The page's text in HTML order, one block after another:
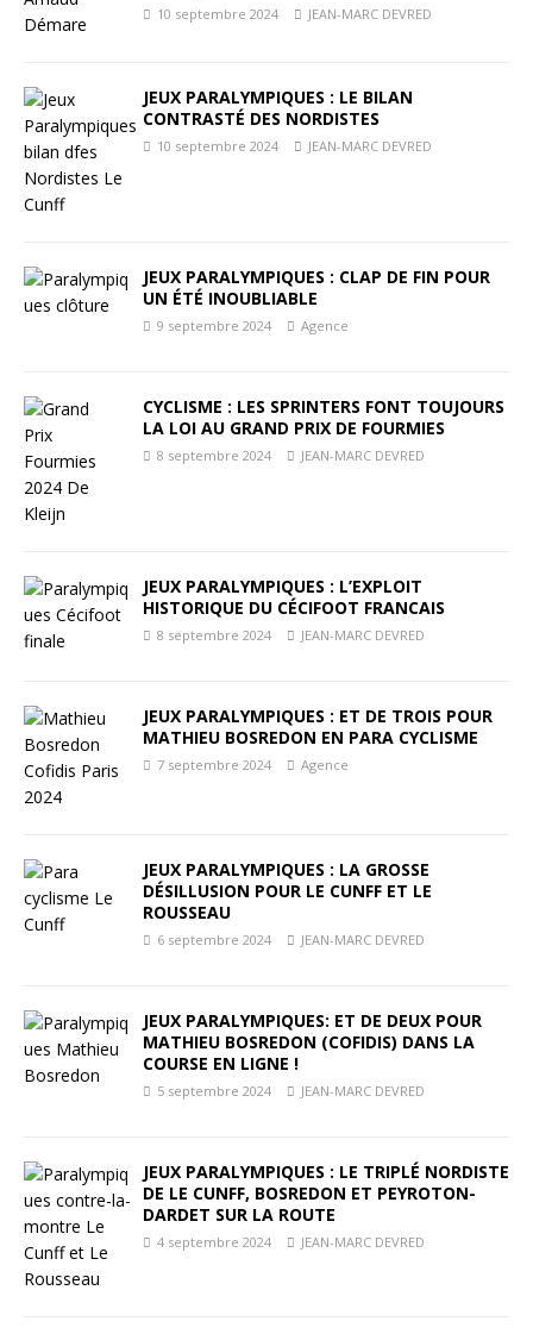
10 septembre 2024 JEAN-MARC DEVRED
JEUX PARALYMPIQUES : LE BILAN
CONTRASTÉ DES NORDISTES
10 septembre 2024 JEAN-MARC DEVRED
JEUX PARALYMPIQUES : CLAP DE FIN POUR
UN ÉTÉ INOUBLIABLE
9 septembre 2024 Agence
CYCLISME : LES SPRINTERS FONT TOUJOURS
LA LOI AU GRAND PRIX DE FOURMIES
8 septembre 2024 JEAN-MARC DEVRED
JEUX PARALYMPIQUES : L’EXPLOIT
HISTORIQUE DU CÉCIFOOT FRANCAIS
8 septembre 2024 JEAN-MARC DEVRED
JEUX PARALYMPIQUES : ET DE TROIS POUR
MATHIEU BOSREDON EN PARA CYCLISME
7 septembre 2024 Agence
JEUX PARALYMPIQUES : LA GROSSE
DÉSILLUSION POUR LE CUNFF ET LE
ROUSSEAU
6 septembre 2024 JEAN-MARC DEVRED
JEUX PARALYMPIQUES: ET DE DEUX POUR
MATHIEU BOSREDON (COFIDIS) DANS LA
COURSE EN LIGNE !
5 septembre 2024 JEAN-MARC DEVRED
JEUX PARALYMPIQUES : LE TRIPLÉ NORDISTE
DE LE CUNFF, BOSREDON ET PEYROTON-
DARDET SUR LA ROUTE
4 septembre 2024 JEAN-MARC DEVRED